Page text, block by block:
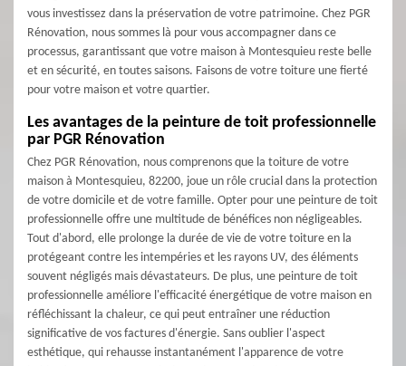
vous investissez dans la préservation de votre patrimoine. Chez PGR
Rénovation, nous sommes là pour vous accompagner dans ce
processus, garantissant que votre maison à Montesquieu reste belle
et en sécurité, en toutes saisons. Faisons de votre toiture une fierté
pour votre maison et votre quartier.
Les avantages de la peinture de toit professionnelle
par PGR Rénovation
Chez PGR Rénovation, nous comprenons que la toiture de votre
maison à Montesquieu, 82200, joue un rôle crucial dans la protection
de votre domicile et de votre famille. Opter pour une peinture de toit
professionnelle offre une multitude de bénéfices non négligeables.
Tout d'abord, elle prolonge la durée de vie de votre toiture en la
protégeant contre les intempéries et les rayons UV, des éléments
souvent négligés mais dévastateurs. De plus, une peinture de toit
professionnelle améliore l'efficacité énergétique de votre maison en
réfléchissant la chaleur, ce qui peut entraîner une réduction
significative de vos factures d'énergie. Sans oublier l'aspect
esthétique, qui rehausse instantanément l'apparence de votre